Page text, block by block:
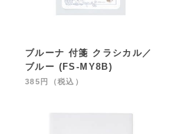
ブルーナ 付箋 クラシカル／
ブルー (FS-MY8B)
385円（税込）